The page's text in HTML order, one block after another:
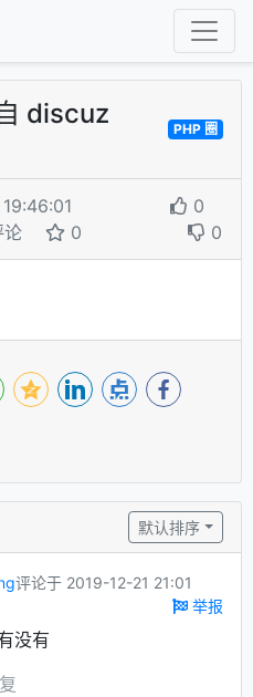
discuz
PHP 圈
论 0
0
0
默认排序
评论于 2019-12-21 21:01
举报
没有